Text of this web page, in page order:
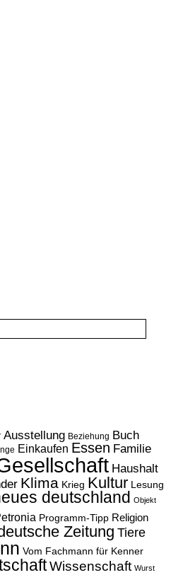
Ausstellung Beziehung Buch
Einkaufen Essen Familie
Haushalt
Klima Krieg Kultur Lesung
deutschland Objekt
Programm-Tipp Religion
Zeitung Tiere
Vom Fachmann für Kenner
Wissenschaft Wurst